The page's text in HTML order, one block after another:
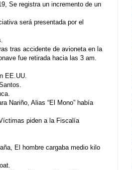
Se registra un incremento de un
será presentada por el
tras accidente de avioneta en la
fue retirada hacia las 3 am.
EE.UU.
Nariño, Alias “El Mono” había
piden a la Fiscalía
El hombre cargaba medio kilo